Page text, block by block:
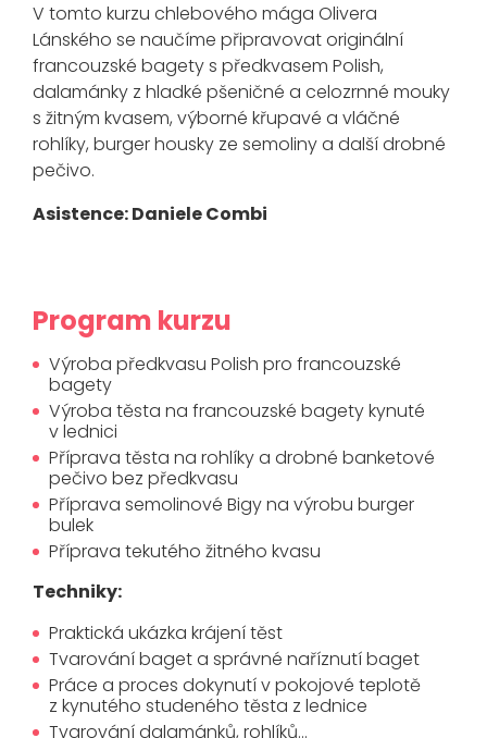
V tomto kurzu chlebového mága Olivera
Lánského se naučíme připravovat originální
francouzské bagety s předkvasem Polish,
dalamánky z hladké pšeničné a celozrnné mouky
s žitným kvasem, výborné křupavé a vláčné
rohlíky, burger housky ze semoliny a další drobné
pečivo.
Asistence: Daniele Combi
Program kurzu
Výroba předkvasu Polish pro francouzské
bagety
Výroba těsta na francouzské bagety kynuté
v lednici
Příprava těsta na rohlíky a drobné banketové
pečivo bez předkvasu
Příprava semolinové Bigy na výrobu burger
bulek
Příprava tekutého žitného kvasu
Techniky:
Praktická ukázka krájení těst
Tvarování baget a správné naříznutí baget
Práce a proces dokynutí v pokojové teplotě
z kynutého studeného těsta z lednice
Tvarování dalamánků, rohlíků…